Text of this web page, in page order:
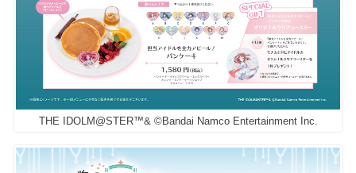
THE IDOLM@STER™& ©Bandai Namco Entertainment Inc.